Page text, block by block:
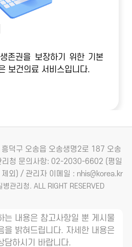
존권을 보장하기 위한 기본
보건의료 서비스입니다.
덕구 오송읍 오송생명2로 187 오송
청 문의사항: 02-2030-6602 (평일
) / 관리자 이메일 : nhis@korea.kr
관리청. ALL RIGHT RESERVED
내용은 참고사항일 뿐 게시물
을 밝혀드립니다. 자세한 내용은
담하시기 바랍니다.